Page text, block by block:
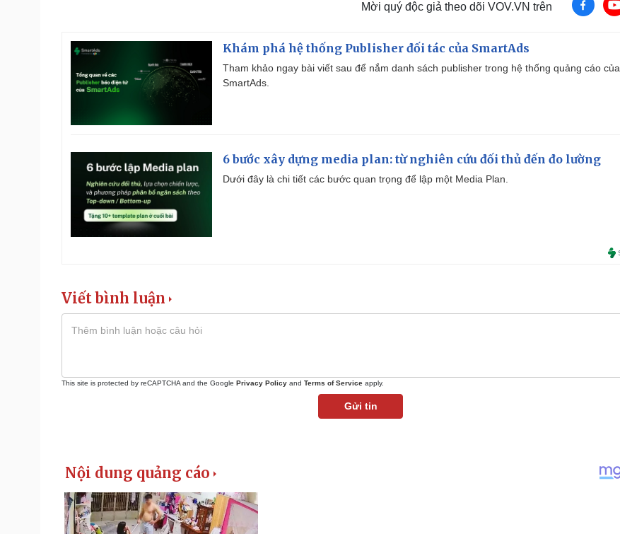
Mời quý độc giả theo dõi VOV.VN trên
Khám phá hệ thống Publisher đối tác của SmartAds
Tham khảo ngay bài viết sau để nắm danh sách publisher trong hệ thống quảng cáo của
SmartAds.
6 bước xây dựng media plan: từ nghiên cứu đối thủ đến đo lường
Dưới đây là chi tiết các bước quan trọng để lập một Media Plan.
Viết bình luận
This site is protected by reCAPTCHA and the Google Privacy Policy and Terms of Service apply.
Gửi tin